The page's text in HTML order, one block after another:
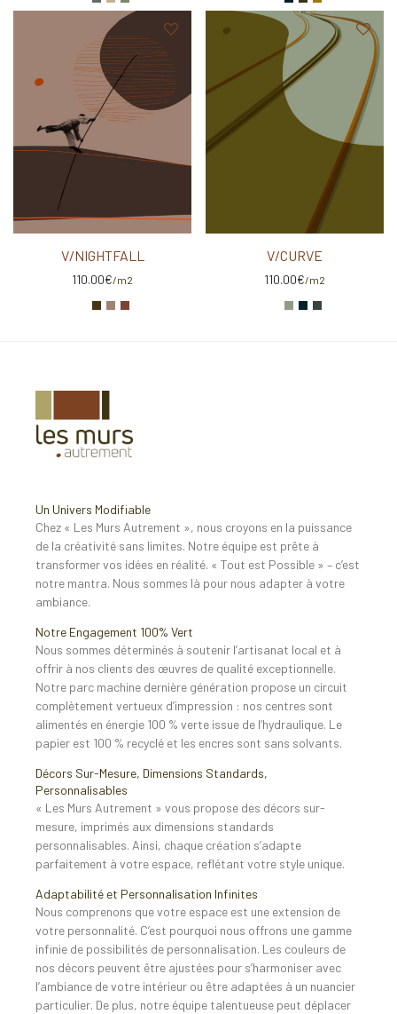
V/NIGHTFALL
110.00€/m2
V/CURVE
110.00€/m2
Un Univers Modifiable
Chez « Les Murs Autrement », nous croyons en la puissance
de la créativité sans limites. Notre équipe est prête à
transformer vos idées en réalité. « Tout est Possible » – c’est
notre mantra. Nous sommes là pour nous adapter à votre
ambiance.
Notre Engagement 100% Vert
Nous sommes déterminés à soutenir l’artisanat local et à
offrir à nos clients des œuvres de qualité exceptionnelle.
Notre parc machine dernière génération propose un circuit
complètement vertueux d’impression : nos centres sont
alimentés en énergie 100 % verte issue de l’hydraulique. Le
papier est 100 % recyclé et les encres sont sans solvants.
Décors Sur-Mesure, Dimensions Standards,
Personnalisables
« Les Murs Autrement » vous propose des décors sur-
mesure, imprimés aux dimensions standards
personnalisables. Ainsi, chaque création s’adapte
parfaitement à votre espace, reflétant votre style unique.
Adaptabilité et Personnalisation Infinites
Nous comprenons que votre espace est une extension de
votre personnalité. C’est pourquoi nous offrons une gamme
infinie de possibilités de personnalisation. Les couleurs de
nos décors peuvent être ajustées pour s’harmoniser avec
l’ambiance de votre intérieur ou être adaptées à un nuancier
particulier. De plus, notre équipe talentueuse peut déplacer